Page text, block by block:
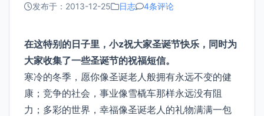
发布于：2013-12-25 日志 4条评论
在这特别的日子里，小z祝大家圣诞节快乐，同时为
大家收集了一些圣诞节的祝福短信。
寒冷的冬季，愿你像圣诞老人般拥有永远不变的健
康；竞争的社会，事业像雪橇车那样永远没有阻
力；多彩的世界，幸福像圣诞老人的礼物满满一包